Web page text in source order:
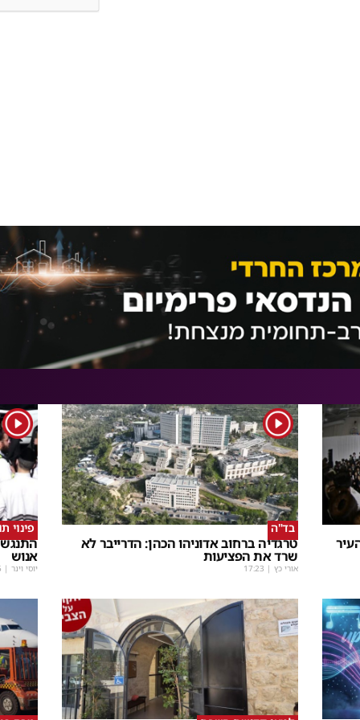
1
בד"ה
טרגדיה ברחוב אדוניהו הכהן: הדרייבר לא
שרד את הפציעות
אורי כץ |
17:23
1
פינוי
אנוש
יוסי וינר |